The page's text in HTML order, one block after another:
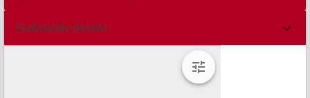
Technische Details